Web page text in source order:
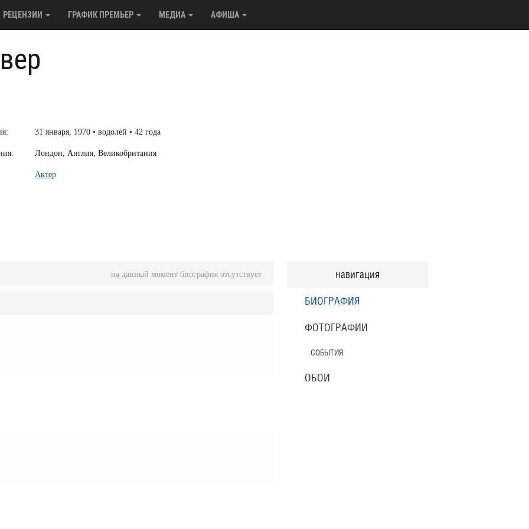
РЕЦЕНЗИИ ГРАФИК ПРЕМЬЕР МЕДИА АФИША
31 января, 1970 • водолей • 42 года
Лондон, Англия, Великобритания
Актер
навигация
БИОГРАФИЯ
ФОТОГРАФИИ
СОБЫТИЯ
ОБОИ
на данный момент биография отсутствует